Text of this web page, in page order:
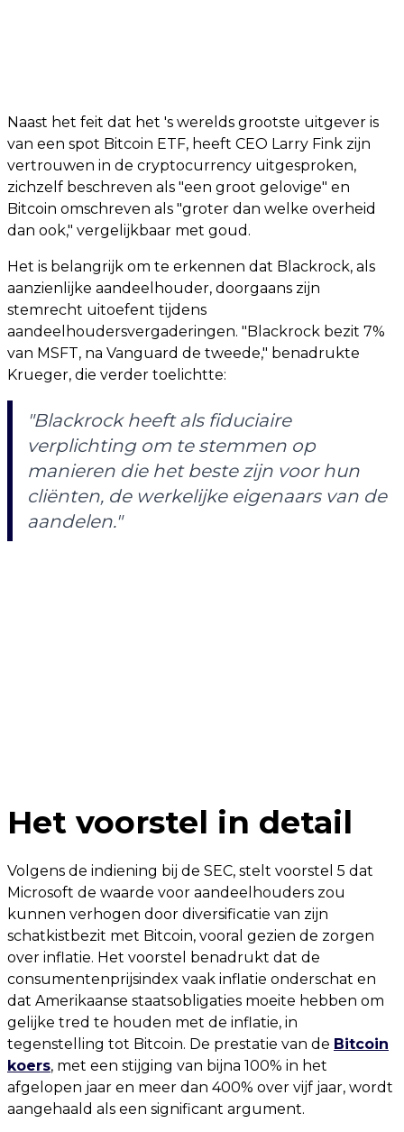
Naast het feit dat het 's werelds grootste uitgever is
van een spot Bitcoin ETF, heeft CEO Larry Fink zijn
vertrouwen in de cryptocurrency uitgesproken,
zichzelf beschreven als "een groot gelovige" en
Bitcoin omschreven als "groter dan welke overheid
dan ook," vergelijkbaar met goud.
Het is belangrijk om te erkennen dat Blackrock, als
aanzienlijke aandeelhouder, doorgaans zijn
stemrecht uitoefent tijdens
aandeelhoudersvergaderingen. "Blackrock bezit 7%
van MSFT, na Vanguard de tweede," benadrukte
Krueger, die verder toelichtte:
"Blackrock heeft als fiduciaire
verplichting om te stemmen op
manieren die het beste zijn voor hun
cliënten, de werkelijke eigenaars van de
aandelen."
Het voorstel in detail
Volgens de indiening bij de SEC, stelt voorstel 5 dat
Microsoft de waarde voor aandeelhouders zou
kunnen verhogen door diversificatie van zijn
schatkistbezit met Bitcoin, vooral gezien de zorgen
over inflatie. Het voorstel benadrukt dat de
consumentenprijsindex vaak inflatie onderschat en
dat Amerikaanse staatsobligaties moeite hebben om
gelijke tred te houden met de inflatie, in
tegenstelling tot Bitcoin. De prestatie van de Bitcoin
koers, met een stijging van bijna 100% in het
afgelopen jaar en meer dan 400% over vijf jaar, wordt
aangehaald als een significant argument.